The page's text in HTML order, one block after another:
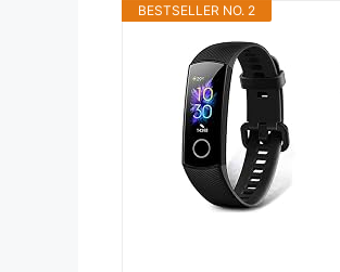
BESTSELLER NO. 2